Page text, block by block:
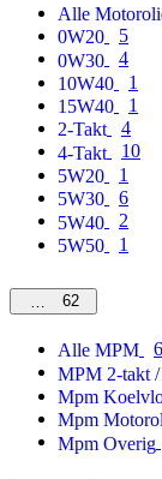
Alle
0W20
5
0W30
4
10W40
1
15W40
1
2-Takt
4
4-Takt
10
5W20
1
5W30
6
5W40
2
5W50
1
MPM62
Alle MPM
MPM 2-takt
Mpm
Mpm
Mpm Overig